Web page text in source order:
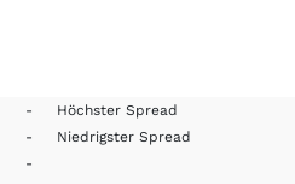
- Höchster Spread
- Niedrigster Spread
-